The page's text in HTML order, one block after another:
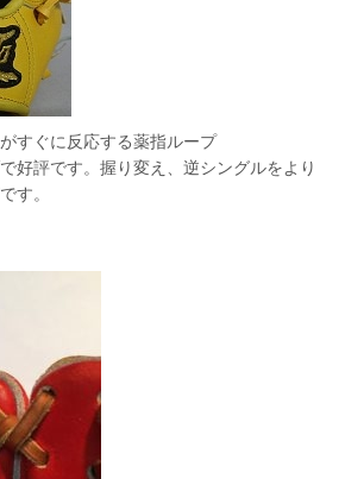
すぐに反応する薬指ループ
好評です。握り変え、逆シングルをより
す。